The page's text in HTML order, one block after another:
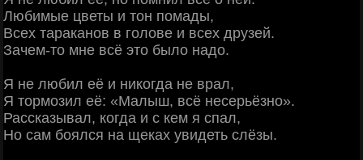
Любимые цветы и тон помады,
Всех тараканов в голове и всех друзей.
Зачем-то мне всё это было надо.
Я не любил её и никогда не врал,
Я тормозил её: «Малыш, всё несерьёзно».
Рассказывал, когда и с кем я спал,
Но сам боялся на щеках увидеть слёзы.